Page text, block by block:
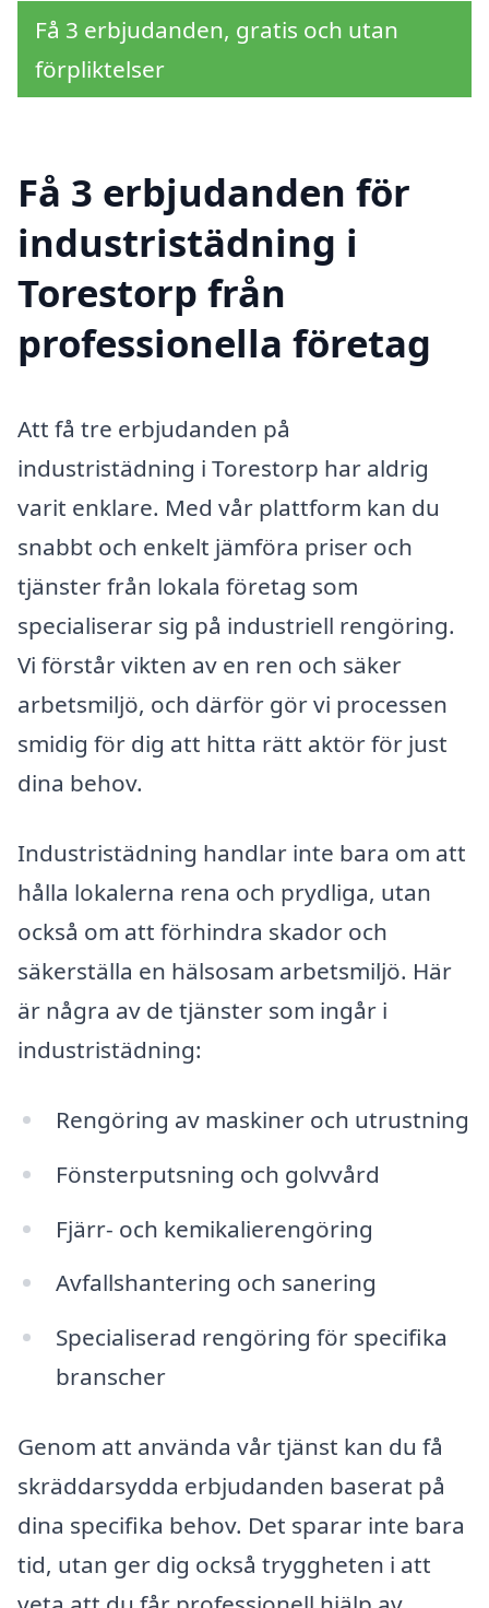
Få 3 erbjudanden, gratis och utan
förpliktelser
Få 3 erbjudanden för
industristädning i
Torestorp från
professionella företag
Att få tre erbjudanden på
industristädning i Torestorp har aldrig
varit enklare. Med vår plattform kan du
snabbt och enkelt jämföra priser och
tjänster från lokala företag som
specialiserar sig på industriell rengöring.
Vi förstår vikten av en ren och säker
arbetsmiljö, och därför gör vi processen
smidig för dig att hitta rätt aktör för just
dina behov.
Industristädning handlar inte bara om att
hålla lokalerna rena och prydliga, utan
också om att förhindra skador och
säkerställa en hälsosam arbetsmiljö. Här
är några av de tjänster som ingår i
industristädning:
Rengöring av maskiner och utrustning
Fönsterputsning och golvvård
Fjärr- och kemikalierengöring
Avfallshantering och sanering
Specialiserad rengöring för specifika
branscher
Genom att använda vår tjänst kan du få
skräddarsydda erbjudanden baserat på
dina specifika behov. Det sparar inte bara
tid, utan ger dig också tryggheten i att